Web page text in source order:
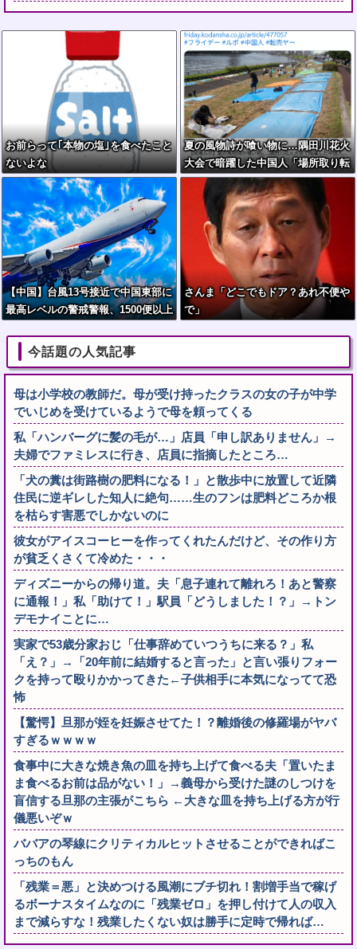
お前らって｢本物の塩｣を食べたこと
ないよな
夏の風物詩が喰い物に…隅田川花火
大会で暗躍した中国人「場所取り転
売ヤー」の高笑い
【中国】台風13号接近で中国東部に
最高レベルの警戒警報、1500便以上
さんま「どこでもドア？あれ不便や
で」
今話題の人気記事
母は小学校の教師だ。母が受け持ったクラスの女の子が中学
でいじめを受けているようで母を頼ってくる
私「ハンバーグに髪の毛が…」店員「申し訳ありません」→
夫婦でファミレスに行き、店員に指摘したところ…
「犬の糞は街路樹の肥料になる！」と散歩中に放置して近隣
住民に逆ギレした知人に絶句……生のフンは肥料どころか根
を枯らす害悪でしかないのに
彼女がアイスコーヒーを作ってくれたんだけど、その作り方
が貧乏くさくて冷めた・・・
ディズニーからの帰り道。夫「息子連れて離れろ！あと警察
に通報！」私「助けて！」駅員「どうしました！？」→トン
デモナイことに…
実家で53歳分家おじ「仕事辞めていつうちに来る？」私
「え？」→「20年前に結婚すると言った」と言い張りフォー
クを持って殴りかかってきた←子供相手に本気になってて恐
怖
【驚愕】旦那が姪を妊娠させてた！？離婚後の修羅場がヤバ
すぎるｗｗｗｗ
食事中に大きな焼き魚の皿を持ち上げて食べる夫「置いたま
ま食べるお前は品がない！」→義母から受けた謎のしつけを
盲信する旦那の主張がこちら ←大きな皿を持ち上げる方が行
儀悪いぞｗ
ババアの琴線にクリティカルヒットさせることができればこ
っちのもん
「残業＝悪」と決めつける風潮にブチ切れ！割増手当で稼げ
るボーナスタイムなのに「残業ゼロ」を押し付けて人の収入
まで減らすな！残業したくない奴は勝手に定時で帰れば…